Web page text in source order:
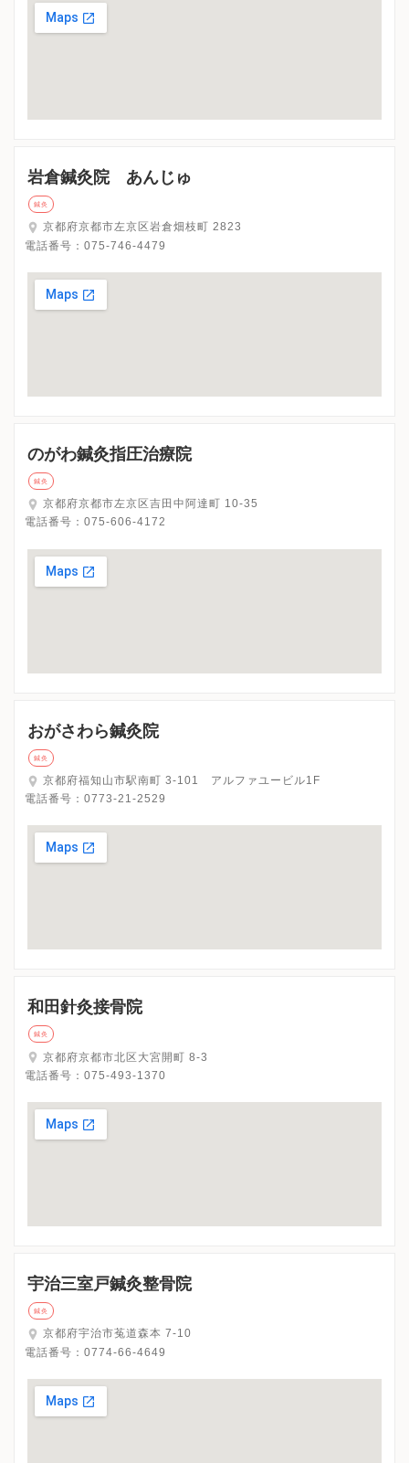
岩倉鍼灸院 あんじゅ
鍼灸
京都府京都市左京区岩倉畑枝町 2823
電話番号： 075-746-4479
のがわ鍼灸指圧治療院
鍼灸
京都府京都市左京区吉田中阿達町 10-35
電話番号： 075-606-4172
おがさわら鍼灸院
鍼灸
京都府福知山市駅南町 3-101 アルファユービル1F
電話番号： 0773-21-2529
和田針灸接骨院
鍼灸
京都府京都市北区大宮開町 8-3
電話番号： 075-493-1370
宇治三室戸鍼灸整骨院
鍼灸
京都府宇治市菟道森本 7-10
電話番号： 0774-66-4649